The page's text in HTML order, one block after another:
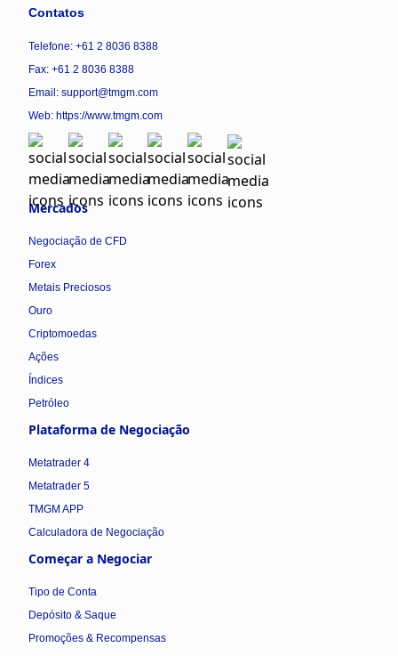
Contatos
Telefone: +61 2 8036 8388
Fax: +61 2 8036 8388
Email: support@tmgm.com
Web: https://www.tmgm.com
Mercados
Negociação de CFD
Forex
Metais Preciosos
Ouro
Criptomoedas
Ações
Índices
Petróleo
Plataforma de Negociação
Metatrader 4
Metatrader 5
TMGM APP
Calculadora de Negociação
Começar a Negociar
Tipo de Conta
Depósito & Saque
Promoções & Recompensas